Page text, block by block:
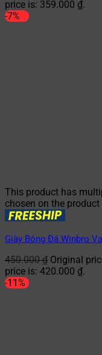
price is: 359.000 ₫.
-7%
This product has
chosen on the product
Giày Bóng Đá Winbro
450.000₫ Original
price is: 420.000 ₫.
-11%